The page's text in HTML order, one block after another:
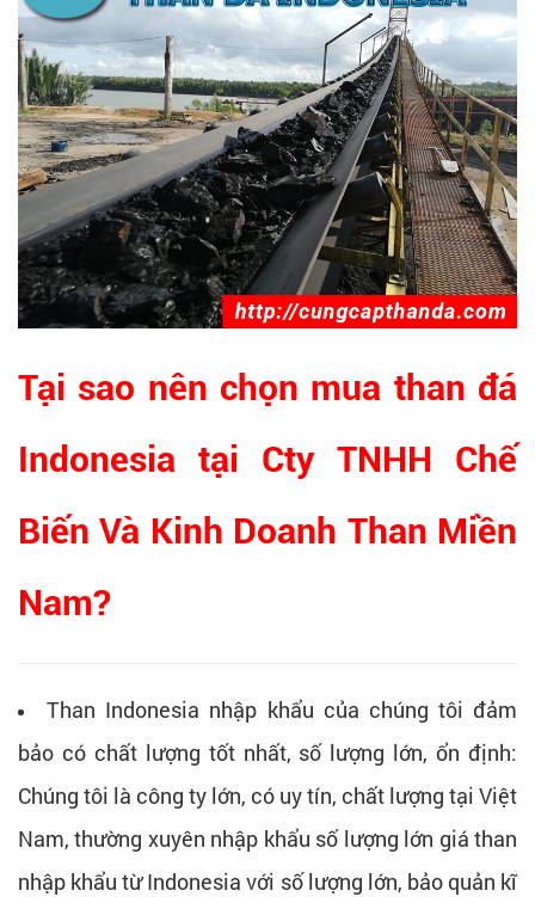
Tại sao nên chọn mua than đá
Indonesia tại Cty TNHH Chế
Biến Và Kinh Doanh Than Miền
Nam?
Than Indonesia nhập khẩu của chúng tôi đảm
bảo có chất lượng tốt nhất, số lượng lớn, ổn định:
Chúng tôi là công ty lớn, có uy tín, chất lượng tại Việt
Nam, thường xuyên nhập khẩu số lượng lớn giá than
nhập khẩu từ Indonesia với số lượng lớn, bảo quản kĩ